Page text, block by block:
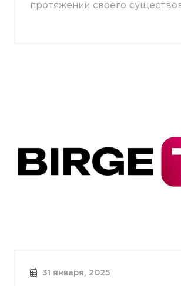
протяжении своего
31 января, 2025